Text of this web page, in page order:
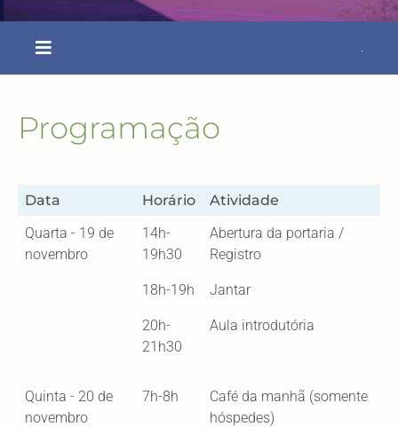

Programação
Data Horário
Atividade
Quarta - 19 de
novembro
14h-
19h30
Abertura da portaria /
Registro
18h-19h Jantar
20h-
21h30
Aula introdutória
Quinta - 20 de
novembro
7h-8h
Café da manhã (somente
hóspedes)